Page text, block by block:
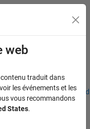
de nos bureaux
du menu
web
traduit dans
les événements et les
vous recommandons
States.